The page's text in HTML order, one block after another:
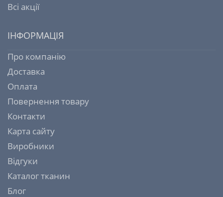
Всі акції
ІНФОРМАЦІЯ
Про компанію
Доставка
Оплата
Повернення товару
Контакти
Карта сайту
Виробники
Відгуки
Каталог тканин
Блог